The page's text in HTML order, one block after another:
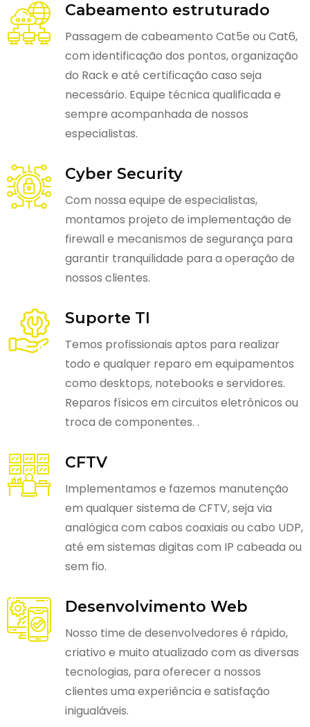
Cabeamento estruturado
Passagem de cabeamento Cat5e ou Cat6,
com identificação dos pontos, organização
do Rack e até certificação caso seja
necessário. Equipe técnica qualificada e
sempre acompanhada de nossos
especialistas.
Cyber Security
Com nossa equipe de especialistas,
montamos projeto de implementação de
firewall e mecanismos de segurança para
garantir tranquilidade para a operação de
nossos clientes.
Suporte TI
Temos profissionais aptos para realizar
todo e qualquer reparo em equipamentos
como desktops, notebooks e servidores.
Reparos físicos em circuitos eletrônicos ou
troca de componentes. .
CFTV
Implementamos e fazemos manutenção
em qualquer sistema de CFTV, seja via
analógica com cabos coaxiais ou cabo UDP,
até em sistemas digitas com IP cabeada ou
sem fio.
Desenvolvimento Web
Nosso time de desenvolvedores é rápido,
criativo e muito atualizado com as diversas
tecnologias, para oferecer a nossos
clientes uma experiência e satisfação
inigualáveis.